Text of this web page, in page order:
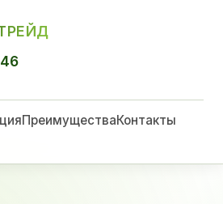
ПреимуществаКонтакты